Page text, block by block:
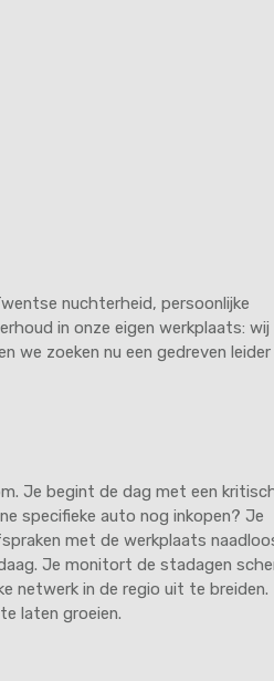
nuchterheid, persoonlijke
in onze eigen werkplaats: wij
we zoeken nu een gedreven leider
Je begint de dag met een
specifieke auto nog inkopen? Je
met de werkplaats
Je monitort de stadagen
netwerk in de regio uit te breiden.
laten groeien.